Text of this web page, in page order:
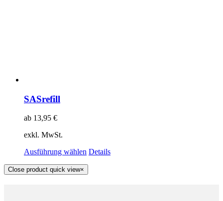
SASrefill
ab 13,95 €
exkl. MwSt.
Ausführung wählen Details
Close product quick view×